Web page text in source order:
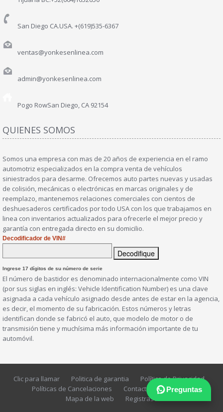
Preguntas
San Diego CA.USA. +(619)535-6367
ventas@yonkesenlinea.com
admin@yonkesenlinea.com
Pogo RowSan Diego, CA 92154
QUIENES SOMOS
Somos una empresa con mas de 20 años de experiencia en el ramo
automotriz especializados en la compra venta de vehículos
siniestrados para desarme. Ofrecemos auto partes nuevas y usadas
de colisión, mecánicas o electrónicas en marcas originales y de
reemplazo, mantenemos relaciones comerciales con cientos de
deshuesaderos certificados por todo USA con los que trabajamos en
linea con inventarios actualizados para ofrecerle el mejor precio y
garantía con entregada directo en su domicilio.
Decodificador de VIN#
Ingrese 17 dígitos de su número de serie
El número de bastidor es denominado internacionalmente como VIN
(por sus siglas en inglés: Vehicle Identification Number) es una clave
asignada a cada vehículo asignado desde antes de estar en la agencia,
es decir, el momento de su fabricación. Estos números y letras
identifican donde se fabricó el auto, que modelo de motor o de
transmisión tiene y muchísima más información importante de tu
automóvil.
Clic para llamar Politica de garantia
Política de Privacidad
Políticas de Cancelaciones
Contacte con nosotros
Mapa de la web
Registrase